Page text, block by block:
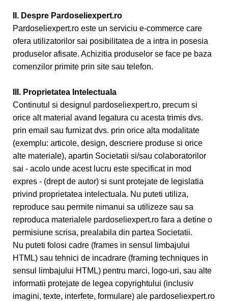
II. Despre Pardoseliexpert.ro
Pardoseliexpert.ro este un serviciu e-commerce care
ofera utilizatorilor sai posibilitatea de a intra in posesia
produselor afisate. Achizitia produselor se face pe baza
comenzilor primite prin site sau telefon.
III. Proprietatea Intelectuala
Continutul si designul pardoseliexpert.ro, precum si
orice alt material avand legatura cu acesta trimis dvs.
prin email sau furnizat dvs. prin orice alta modalitate
(exemplu: articole, design, descriere produse si orice
alte materiale), apartin Societatii si/sau colaboratorilor
sai - acolo unde acest lucru este specificat in mod
expres - (drept de autor) si sunt protejate de legislatia
privind proprietatea intelectuala. Nu puteti utiliza,
reproduce sau permite nimanui sa utilizeze sau sa
reproduca materialele pardoseliexpert.ro fara a detine o
permisiune scrisa, prealabila din partea Societatii.
Nu puteti folosi cadre (frames in sensul limbajului
HTML) sau tehnici de incadrare (framing techniques in
sensul limbajului HTML) pentru marci, logo-uri, sau alte
informatii protejate de legea copyrightului (inclusiv
imagini, texte, interfete, formulare) ale pardoseliexpert.ro